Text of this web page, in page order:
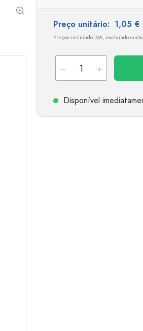
Preço unitário: 1,05 €
Preços incluindo IVA, excluindo
Disponível